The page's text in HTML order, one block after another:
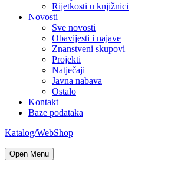
Rijetkosti u knjižnici
Novosti
Sve novosti
Obavijesti i najave
Znanstveni skupovi
Projekti
Natječaji
Javna nabava
Ostalo
Kontakt
Baze podataka
Katalog/WebShop
Open Menu